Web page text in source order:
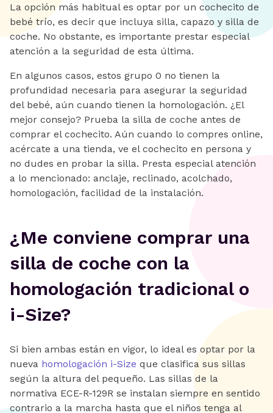
La opción más habitual es optar por un cochecito de
bebé trío, es decir que incluya silla, capazo y silla de
coche. No obstante, es importante prestar especial
atención a la seguridad de esta última.
En algunos casos, estos grupo 0 no tienen la
profundidad necesaria para asegurar la seguridad
del bebé, aún cuando tienen la homologación. ¿El
mejor consejo? Prueba la silla de coche antes de
comprar el cochecito. Aún cuando lo compres online,
acércate a una tienda, ve el cochecito en persona y
no dudes en probar la silla. Presta especial atención
a lo mencionado: anclaje, reclinado, acolchado,
homologación, facilidad de la instalación.
¿Me conviene comprar una
silla de coche con la
homologación tradicional o
i-Size?
Si bien ambas están en vigor, lo ideal es optar por la
nueva homologación i-Size que clasifica sus sillas
según la altura del pequeño. Las sillas de la
normativa ECE-R-129R se instalan siempre en sentido
contrario a la marcha hasta que el niños tenga al